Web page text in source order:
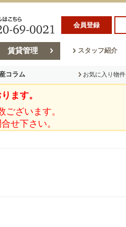
会員登録
賃貸管理 スタッフ紹介
コラム
ム
お気に入り物件
ます。
ざいます。
せ下さい。